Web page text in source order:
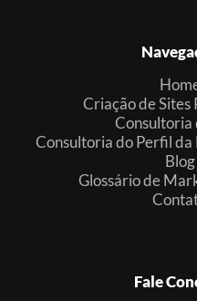
Criação de Sites
Consultoria
Consultoria do Perfil da
Blog
Glossário de
Fale